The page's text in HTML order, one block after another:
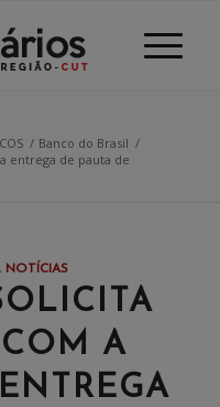
/ Banco do Brasil /
entrega de pauta de
, NOTÍCIAS
A